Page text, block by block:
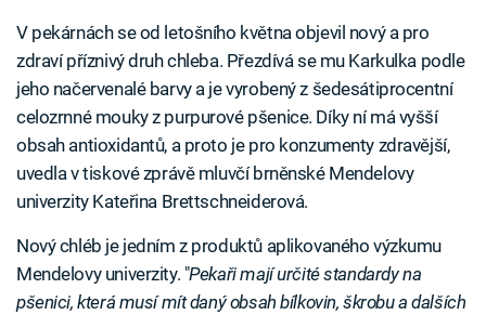
V pekárnách se od letošního května objevil nový a pro
zdraví příznivý druh chleba. Přezdívá se mu Karkulka podle
jeho načervenalé barvy a je vyrobený z šedesátiprocentní
celozrnné mouky z purpurové pšenice. Díky ní má vyšší
obsah antioxidantů, a proto je pro konzumenty zdravější,
uvedla v tiskové zprávě mluvčí brněnské Mendelovy
univerzity Kateřina Brettschneiderová.
Nový chléb je jedním z produktů aplikovaného výzkumu
Mendelovy univerzity. "Pekaři mají určité standardy na
pšenici, která musí mít daný obsah bílkovin, škrobu a dalších